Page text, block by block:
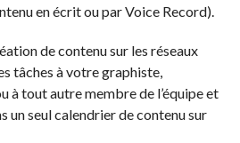
en écrit ou par Voice Record).
de contenu sur les réseaux
tâches à votre graphiste,
à tout autre membre de l’équipe et
un seul calendrier de contenu sur